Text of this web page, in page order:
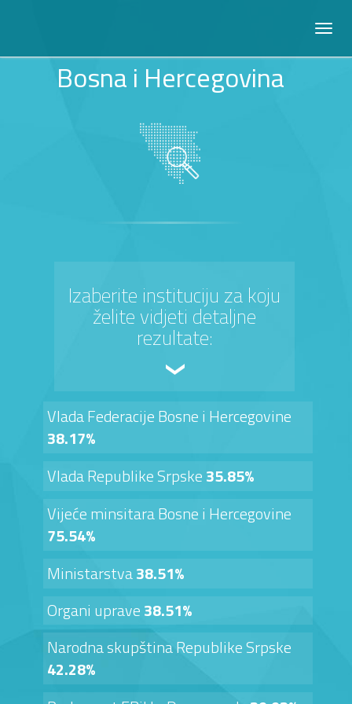
Bosna i Hercegovina
Izaberite instituciju za koju
želite vidjeti detaljne
rezultate:
Vlada Federacije Bosne i Hercegovine
38.17%
Vlada Republike Srpske35.85%
Vijeće minsitara Bosne i Hercegovine
75.54%
Ministarstva38.51%
Organi uprave38.51%
Narodna skupština Republike Srpske
42.28%